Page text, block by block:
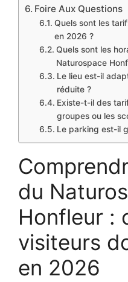
Foire Aux Questions
Quels sont les
en 2026 ?
Quels sont les
Naturospace
Le lieu est-il
réduite ?
Existe-t-il des
groupes ou les
Le parking est-il
du
Honfleur :
visiteurs
en 2026